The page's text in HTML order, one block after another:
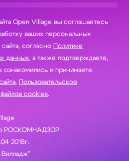
Open Village вы соглашаетесь
согласно Политике
данных, а также подтверждаете,
и принимаете
, Пользовательское
cookies.
РОСКОМНАДЗОР
2018г.